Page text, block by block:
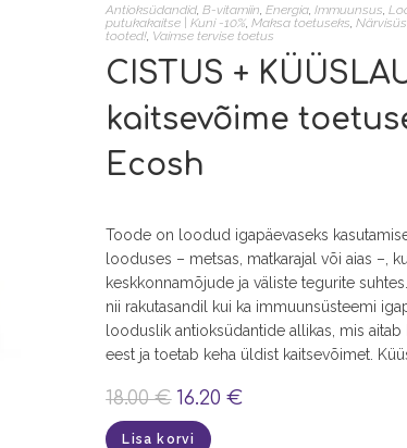
Antioksüdandid ,B-vitamiin ,Energia ,Immuunsus ,
putukakaitse | Kuni -10% ,Maksa toetuseks ,
tooted! Vaimse tervise toetus
CISTUS +
kaitsevõime
Ecosh
Toode on loodud igapäevaseks
looduses – metsas, matkarajal või aias –,
keskkonnamõjude ja väliste tegurite
nii rakutasandil kui ka immuunsüsteemi
looduslik antioksüdantide allikas, mis
eest ja toetab keha üldist kaitsevõimet.
18.00€ 16.20€
Lisa korvi